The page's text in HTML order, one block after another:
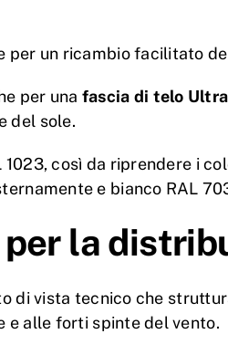
per un ricambio facilitato
per una fascia di telo
del sole.
così da riprendere i
e bianco RAL
la
di vista tecnico che
e alle forti spinte del vento.